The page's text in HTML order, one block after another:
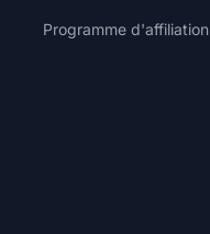
Programme d'affiliation